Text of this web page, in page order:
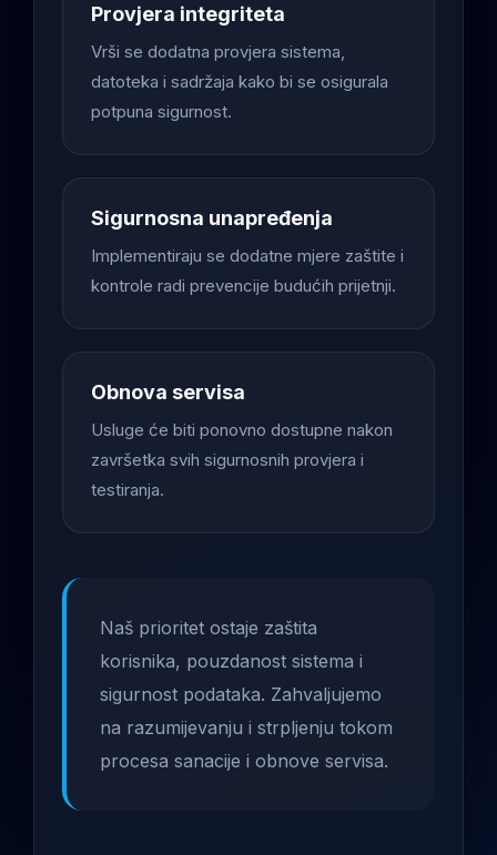
Provjera integriteta
Vrši se dodatna provjera sistema,
datoteka i sadržaja kako bi se osigurala
potpuna sigurnost.
Sigurnosna unapređenja
Implementiraju se dodatne mjere zaštite i
kontrole radi prevencije budućih prijetnji.
Obnova servisa
Usluge će biti ponovno dostupne nakon
završetka svih sigurnosnih provjera i
testiranja.
Naš prioritet ostaje zaštita
korisnika, pouzdanost sistema i
sigurnost podataka. Zahvaljujemo
na razumijevanju i strpljenju tokom
procesa sanacije i obnove servisa.